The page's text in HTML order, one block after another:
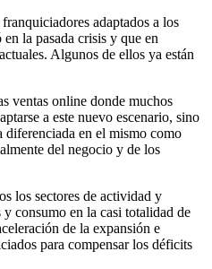
adaptados a los
la pasada crisis y que en
Algunos de ellos ya están
ventas online donde muchos
a este nuevo escenario, sino
diferenciada en el mismo como
del negocio y de los
los sectores de actividad y
consumo en la casi totalidad de
de la expansión e
para compensar los déficits